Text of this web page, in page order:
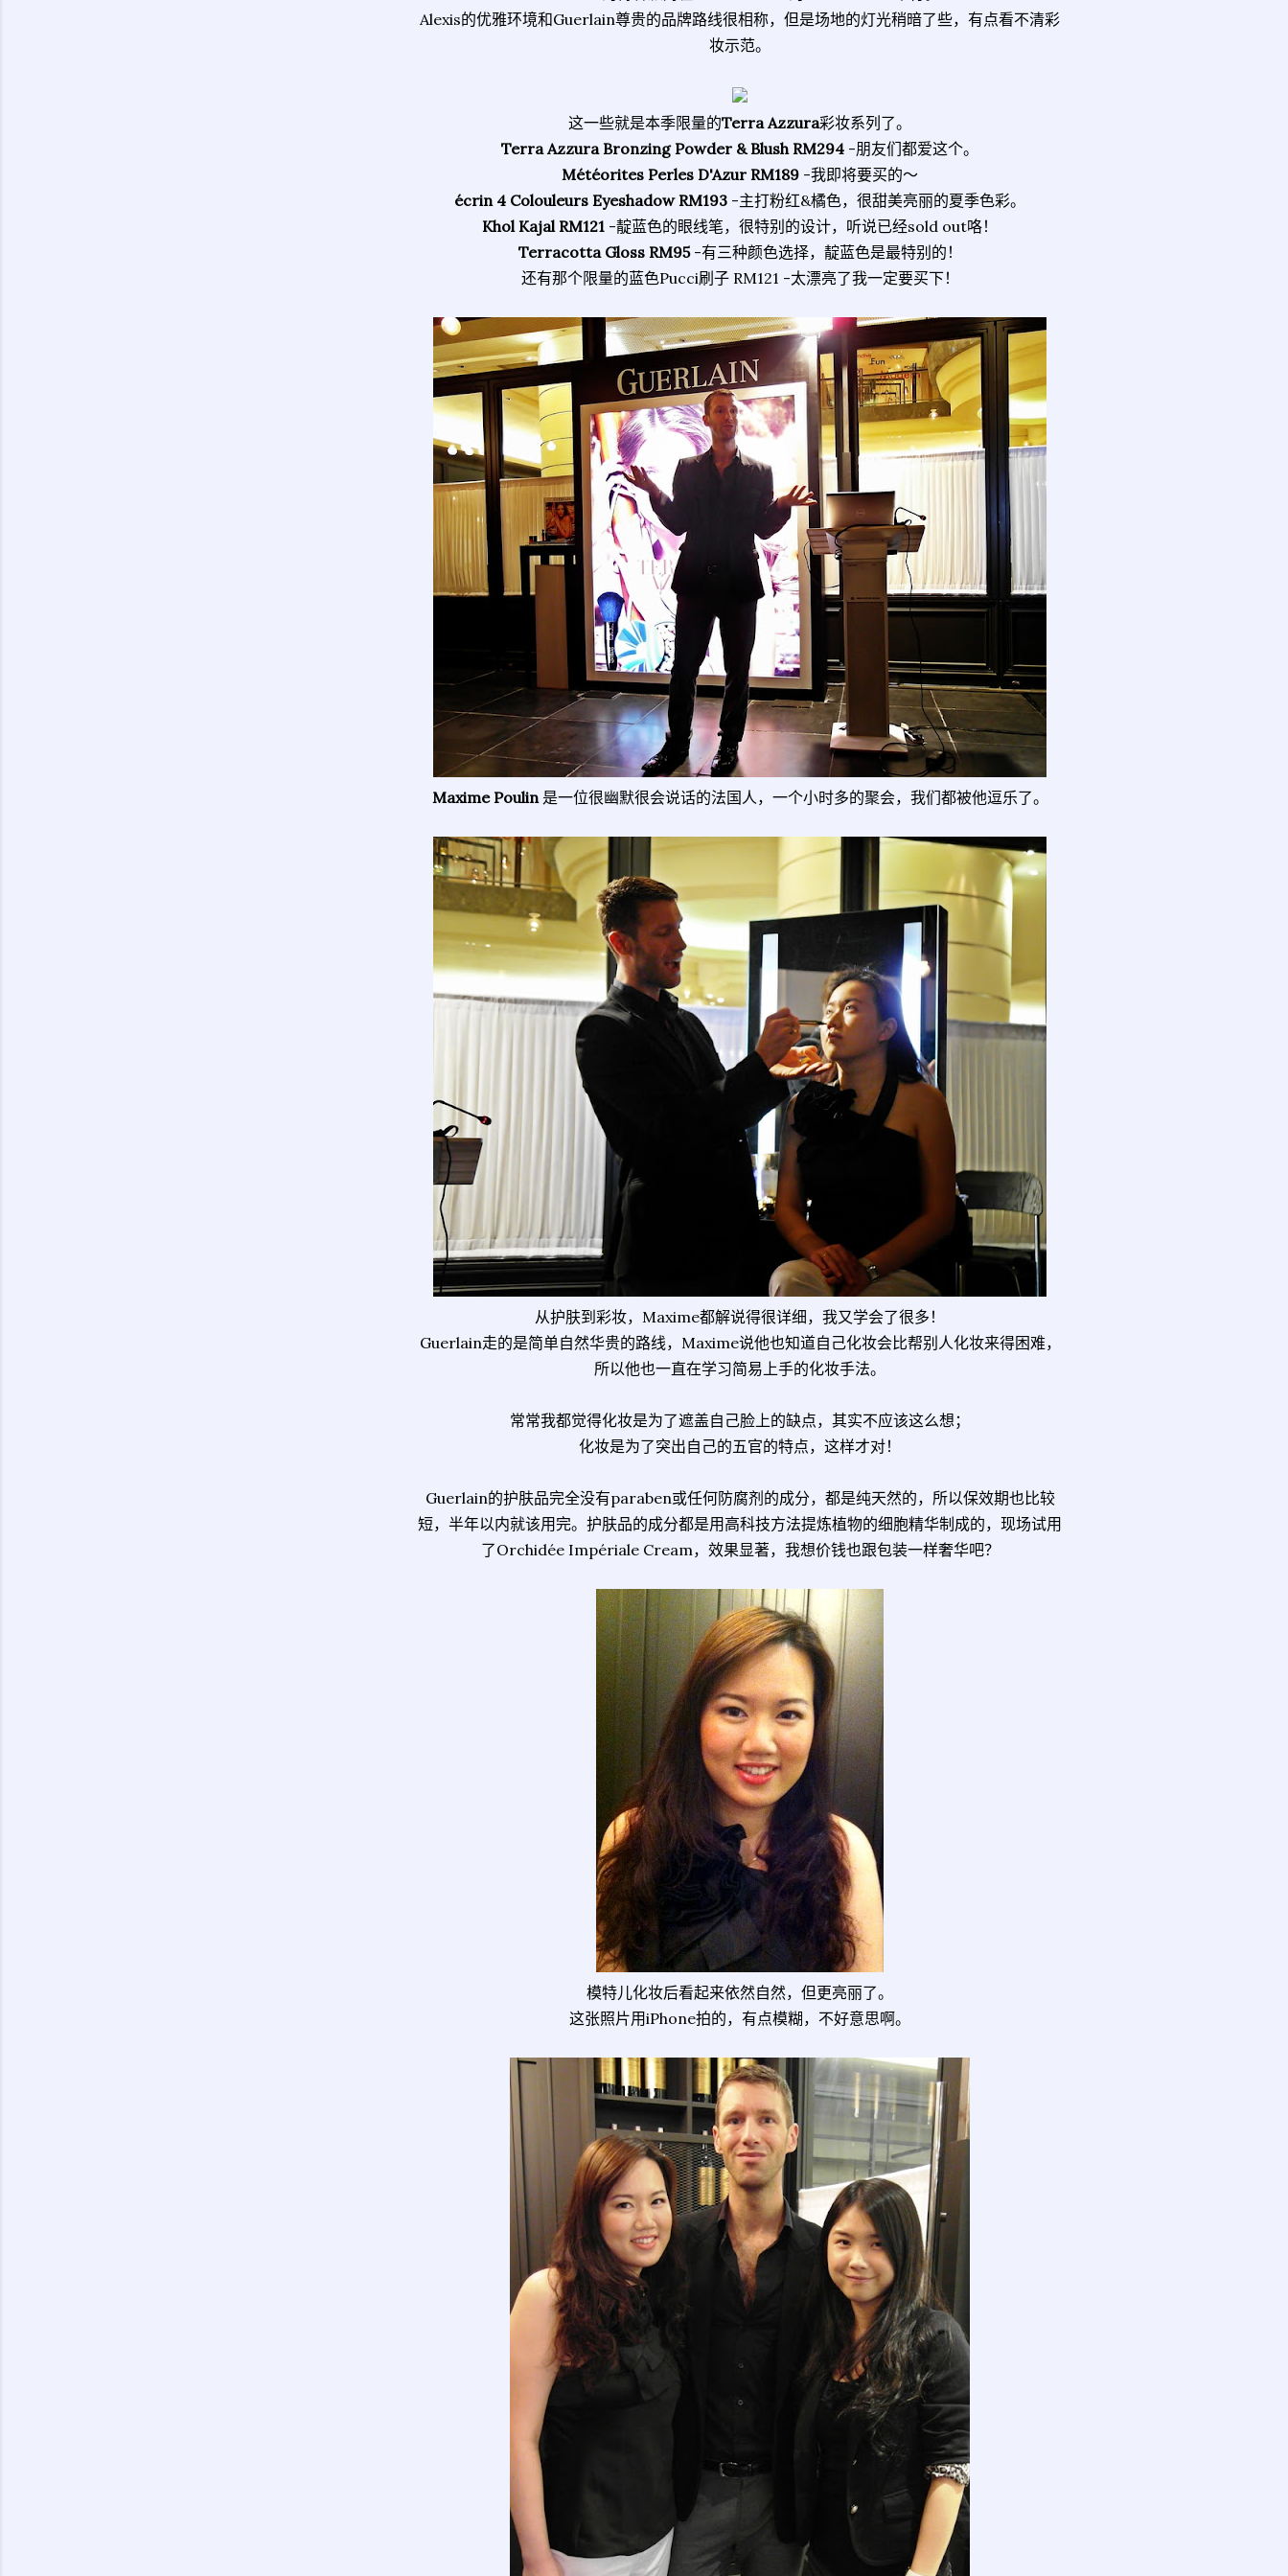
Alexis的优雅环境和Guerlain尊贵的品牌路线很相称，但是场地的灯光稍暗了些，有点看不清彩
妆示范。
这一些就是本季限量的Terra Azzura彩妆系列了。
Terra Azzura Bronzing Powder & Blush RM294 -朋友们都爱这个。
Météorites Perles D'Azur RM189 -我即将要买的～
écrin 4 Colouleurs Eyeshadow RM193 -主打粉红&橘色，很甜美亮丽的夏季色彩。
Khol Kajal RM121 -靛蓝色的眼线笔，很特别的设计，听说已经sold out咯！
Terracotta Gloss RM95-有三种颜色选择，靛蓝色是最特别的！
还有那个限量的蓝色Pucci刷子 RM121 -太漂亮了我一定要买下！
Maxime Poulin是一位很幽默很会说话的法国人， 一个小时多的聚会，我们都被他逗乐了。
从护肤到彩妆，Maxime都解说得很详细，我又学会了很多！
Guerlain走的是简单自然华贵的路线，Maxime说他也知道自己化妆会比帮别人化妆来得困难，
所以他也一直在学习简易上手的化妆手法。
常常我都觉得化妆是为了遮盖自己脸上的缺点，其实不应该这么想；
化妆是为了突出自己的五官的特点，这样才对！
Guerlain的护肤品完全没有paraben或任何防腐剂的成分，都是纯天然的，所以保效期也比较
短，半年以内就该用完。护肤品的成分都是用高科技方法提炼植物的细胞精华制成的，现场试用
了Orchidée Impériale Cream，效果显著，我想价钱也跟包装一样奢华吧？
模特儿化妆后看起来依然自然，但更亮丽了。
这张照片用iPhone拍的，有点模糊，不好意思啊。